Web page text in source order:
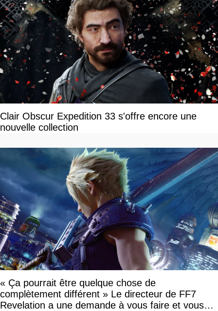
Clair Obscur Expedition 33 s'offre encore une
nouvelle collection
« Ça pourrait être quelque chose de
complètement différent » Le directeur de FF7
Revelation a une demande à vous faire et vous